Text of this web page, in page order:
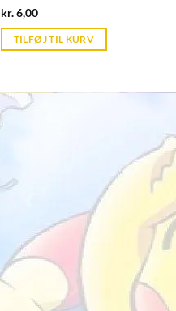
kr.6,00Current
is:
kr. 39,95.
TILFØJ TIL KURV